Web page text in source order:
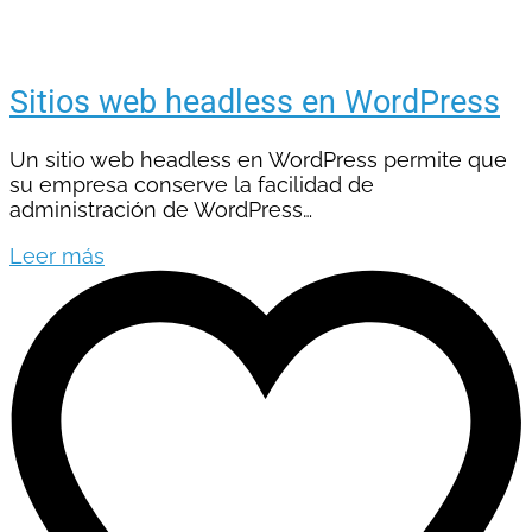
Sitios web headless en WordPress
Un sitio web headless en WordPress permite que
su empresa conserve la facilidad de
administración de WordPress…
Leer más